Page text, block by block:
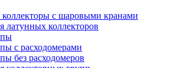
коллекторы с шаровыми кранами
коллекторов
с расходомерами
без расходомеров